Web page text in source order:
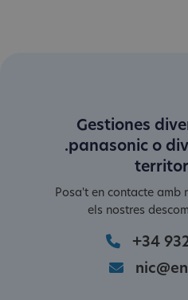
Gestiones
.panasonic o
Posa't en contacte amb
els nostres
+34